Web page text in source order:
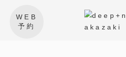
WEB
予約